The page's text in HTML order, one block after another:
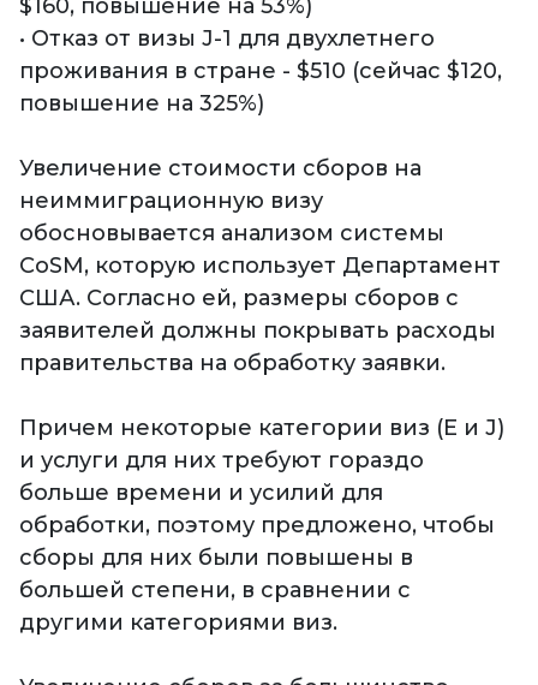
$160, повышение на 53%)
• Отказ от визы J-1 для двухлетнего
проживания в стране - $510 (сейчас $120,
повышение на 325%)
Увеличение стоимости сборов на
неиммиграционную визу
обосновывается анализом системы
CoSM, которую использует Департамент
США. Согласно ей, размеры сборов с
заявителей должны покрывать расходы
правительства на обработку заявки.
Причем некоторые категории виз (E и J)
и услуги для них требуют гораздо
больше времени и усилий для
обработки, поэтому предложено, чтобы
сборы для них были повышены в
большей степени, в сравнении с
другими категориями виз.